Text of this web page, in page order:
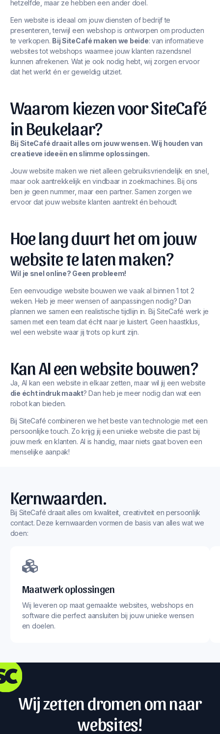
hetzelfde, maar ze hebben een ander doel.
Een website is ideaal om jouw diensten of bedrijf te
presenteren, terwijl een webshop is ontworpen om producten
te verkopen. Bij SiteCafé maken we beide: van informatieve
websites tot webshops waarmee jouw klanten razendsnel
kunnen afrekenen. Wat je ook nodig hebt, wij zorgen ervoor
dat het werkt én er geweldig uitziet.
Waarom kiezen voor SiteCafé
in Beukelaar?
Bij SiteCafé draait alles om jouw wensen. Wij houden van
creatieve ideeën en slimme oplossingen.
Jouw website maken we niet alleen gebruiksvriendelijk en snel,
maar ook aantrekkelijk en vindbaar in zoekmachines. Bij ons
ben je geen nummer, maar een partner. Samen zorgen we
ervoor dat jouw website klanten aantrekt én behoudt.
Hoe lang duurt het om jouw
website te laten maken?
Wil je snel online? Geen probleem!
Een eenvoudige website bouwen we vaak al binnen 1 tot 2
weken. Heb je meer wensen of aanpassingen nodig? Dan
plannen we samen een realistische tijdlijn in. Bij SiteCafé werk je
samen met een team dat écht naar je luistert. Geen haastklus,
wel een website waar jij trots op kunt zijn.
Kan AI een website bouwen?
Ja, AI kan een website in elkaar zetten, maar wil jij een website
die écht indruk maakt? Dan heb je meer nodig dan wat een
robot kan bieden.
Bij SiteCafé combineren we het beste van technologie met een
persoonlijke touch. Zo krijg jij een unieke website die past bij
jouw merk en klanten. AI is handig, maar niets gaat boven een
menselijke aanpak!
Kernwaarden.
Bij SiteCafé draait alles om kwaliteit, creativiteit en persoonlijk
contact. Deze kernwaarden vormen de basis van alles wat we
doen:
Maatwerk oplossingen
Wij leveren op maat gemaakte websites, webshops en
software die perfect aansluiten bij jouw unieke wensen
en doelen.
Wij zetten dromen om naar
websites!